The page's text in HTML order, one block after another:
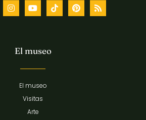
El museo
El museo
Visitas
Arte